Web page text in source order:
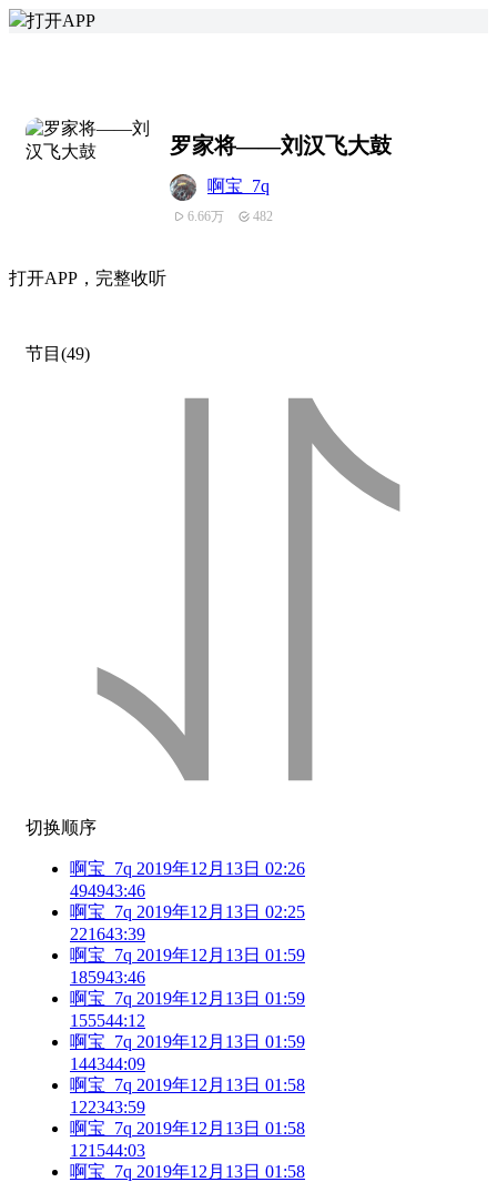
打开APP
罗家将——刘汉飞大鼓
啊宝_7q
6.66万 482
打开APP，完整收听
节目(49)
切换顺序
啊宝_7q 2019年12月13日 02:26
494943:46
啊宝_7q 2019年12月13日 02:25
221643:39
啊宝_7q 2019年12月13日 01:59
185943:46
啊宝_7q 2019年12月13日 01:59
155544:12
啊宝_7q 2019年12月13日 01:59
144344:09
啊宝_7q 2019年12月13日 01:58
122343:59
啊宝_7q 2019年12月13日 01:58
121544:03
啊宝_7q 2019年12月13日 01:58